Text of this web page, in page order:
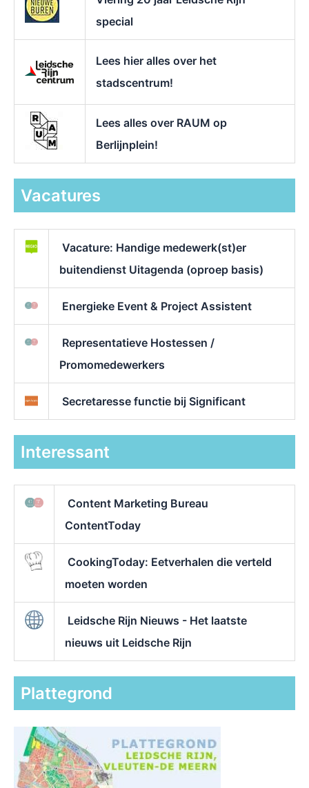
special
Lees hier alles over het
stadscentrum!
Lees alles over RAUM op
Berlijnplein!
Vacatures
Vacature: Handige medewerk(st)er
buitendienst Uitagenda (oproep basis)
Energieke Event & Project Assistent
Representatieve Hostessen /
Promomedewerkers
Secretaresse functie bij Significant
Interessant
Content Marketing Bureau
ContentToday
CookingToday: Eetverhalen die verteld
moeten worden
Leidsche Rijn Nieuws - Het laatste
nieuws uit Leidsche Rijn
Plattegrond